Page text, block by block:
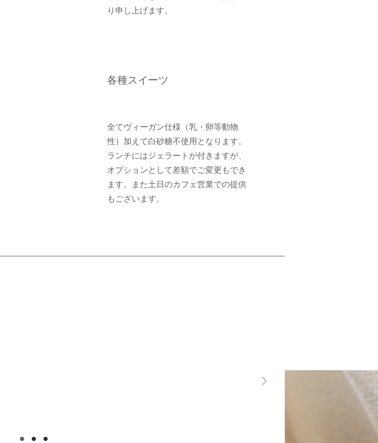
り申し上げます。
各種スイーツ
全てヴィーガン仕様（乳・卵等動物
性）加えて白砂糖不使用となります。
​ランチにはジェラートが付きますが、
オプションとして差額でご変更もでき
ます。また土日のカフェ営業での提供
もございます。